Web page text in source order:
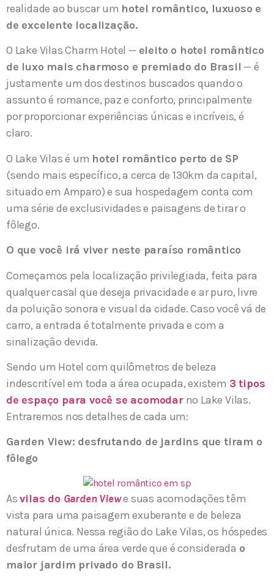
realidade ao buscar um hotel romântico, luxuoso e
de excelente localização.
O Lake Vilas Charm Hotel — eleito o hotel romântico
de luxo mais charmoso e premiado do Brasil — é
justamente um dos destinos buscados quando o
assunto é romance, paz e conforto, principalmente
por proporcionar experiências únicas e incríveis, é
claro.
O Lake Vilas é um hotel romântico perto de SP
(sendo mais específico, a cerca de 130km da capital,
situado em Amparo) e sua hospedagem conta com
uma série de exclusividades e paisagens de tirar o
fôlego.
O que você irá viver neste paraíso romântico
Começamos pela localização privilegiada, feita para
qualquer casal que deseja privacidade e ar puro, livre
da poluição sonora e visual da cidade. Caso você vá de
carro, a entrada é totalmente privada e com a
sinalização devida.
Sendo um Hotel com quilômetros de beleza
indescritível em toda a área ocupada, existem 3 tipos
de espaço para você se acomodarno Lake Vilas.
Entraremos nos detalhes de cada um:
Garden View: desfrutando de jardins que tiram o
fôlego
Asvilas do Garden Viewe suas acomodações têm
vista para uma paisagem exuberante e de beleza
natural única. Nessa região do Lake Vilas, os hóspedes
desfrutam de uma área verde que é considerada o
maior jardim privado do Brasil.